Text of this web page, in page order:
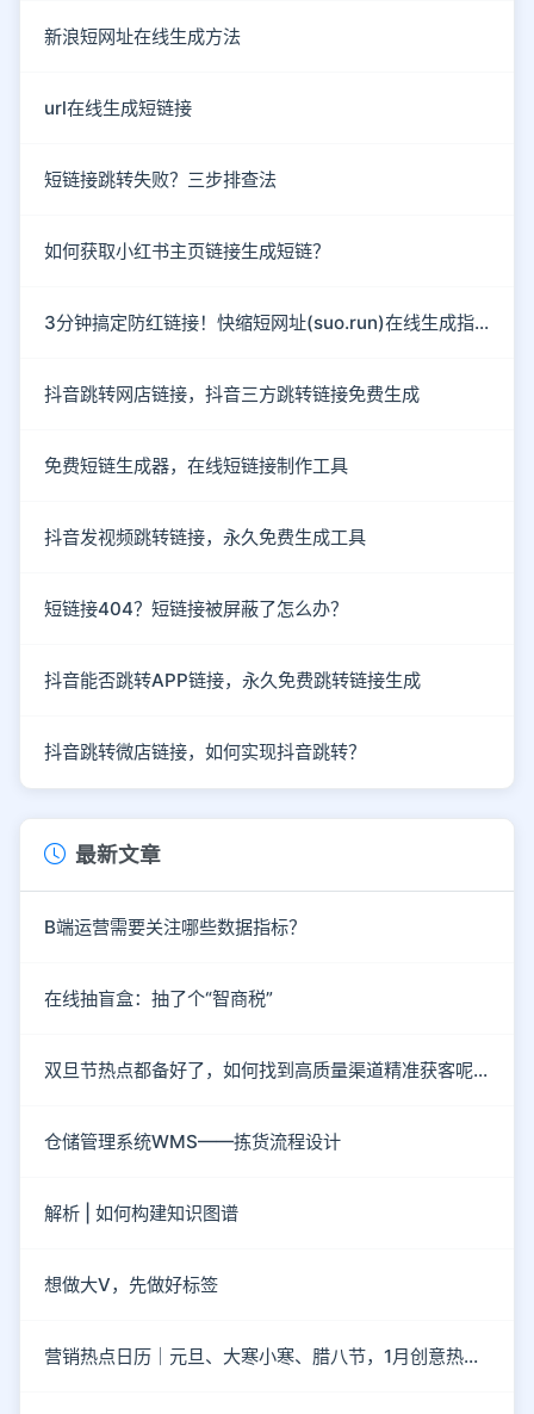
新浪短网址在线生成方法
url在线生成短链接
短链接跳转失败？三步排查法
如何获取小红书主页链接生成短链？
3分钟搞定防红链接！快缩短网址(suo.run)在线生成指南
抖音跳转网店链接，抖音三方跳转链接免费生成
免费短链生成器，在线短链接制作工具
抖音发视频跳转链接，永久免费生成工具
短链接404？短链接被屏蔽了怎么办？
抖音能否跳转APP链接，永久免费跳转链接生成
抖音跳转微店链接，如何实现抖音跳转？
最新文章
B端运营需要关注哪些数据指标？
在线抽盲盒：抽了个“智商税”
双旦节热点都备好了，如何找到高质量渠道精准获客呢？
仓储管理系统WMS——拣货流程设计
解析 | 如何构建知识图谱
想做大V，先做好标签
营销热点日历｜元旦、大寒小寒、腊八节，1月创意热点都在这